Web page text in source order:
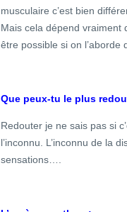
musculaire c’est bien
Mais cela dépend vraiment
être possible si on l’aborde
Que peux-tu le plus
Redouter je ne sais pas si
l’inconnu. L’inconnu de la
sensations….